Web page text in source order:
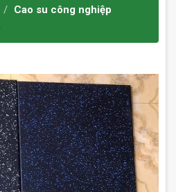
a
i
g
t
i
o
Cao su công nghiệp